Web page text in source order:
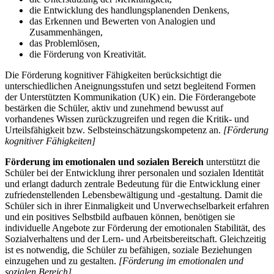
die Entwicklung des handlungsplanenden Denkens,
das Erkennen und Bewerten von Analogien und
Zusammenhängen,
das Problemlösen,
die Förderung von Kreativität.
Die Förderung kognitiver Fähigkeiten berücksichtigt die
unterschiedlichen Aneignungsstufen und setzt begleitend Formen
der Unterstützten Kommunikation (UK) ein. Die Förderangebote
bestärken die Schüler, aktiv und zunehmend bewusst auf
vorhandenes Wissen zurückzugreifen und regen die Kritik- und
Urteilsfähigkeit bzw. Selbsteinschätzungskompetenz an. [Förderung
kognitiver Fähigkeiten]
Förderung im emotionalen und sozialen Bereich unterstützt die
Schüler bei der Entwicklung ihrer personalen und sozialen Identität
und erlangt dadurch zentrale Bedeutung für die Entwicklung einer
zufriedenstellenden Lebensbewältigung und -gestaltung. Damit die
Schüler sich in ihrer Einmaligkeit und Unverwechselbarkeit erfahren
und ein positives Selbstbild aufbauen können, benötigen sie
individuelle Angebote zur Förderung der emotionalen Stabilität, des
Sozialverhaltens und der Lern- und Arbeitsbereitschaft. Gleichzeitig
ist es notwendig, die Schüler zu befähigen, soziale Beziehungen
einzugehen und zu gestalten. [Förderung im emotionalen und
sozialen Bereich]